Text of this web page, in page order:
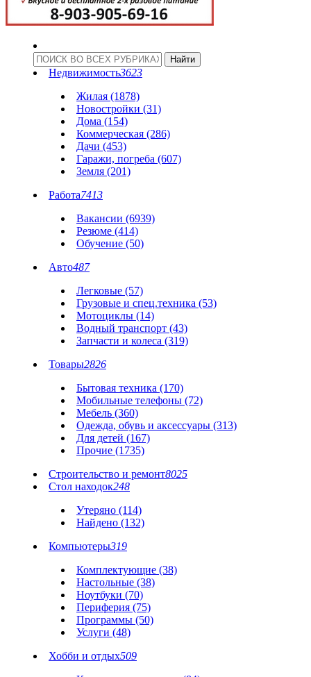
Недвижимость3623
Жилая (1878)
Новостройки (31)
Дома (154)
Коммерческая (286)
Дачи (453)
Гаражи, погреба (607)
Земля (201)
Работа7413
Вакансии (6939)
Резюме (414)
Обучение (50)
Авто487
Легковые (57)
Грузовые и спец.техника (53)
Мотоциклы (14)
Водный транспорт (43)
Запчасти и колеса (319)
Товары2826
Бытовая техника (170)
Мобильные телефоны (72)
Мебель (360)
Одежда, обувь и аксессуары (313)
Для детей (167)
Прочие (1735)
Строительство и ремонт8025
Стол находок248
Утеряно (114)
Найдено (132)
Компьютеры319
Комплектующие (38)
Настольные (38)
Ноутбуки (70)
Периферия (75)
Программы (50)
Услуги (48)
Хобби и отдых509